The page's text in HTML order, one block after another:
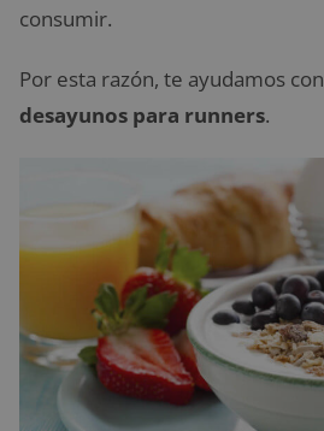
consumir.
Por esta razón, te ayudamos con
desayunos para runners.